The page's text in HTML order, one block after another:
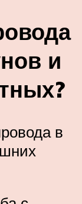
и
в